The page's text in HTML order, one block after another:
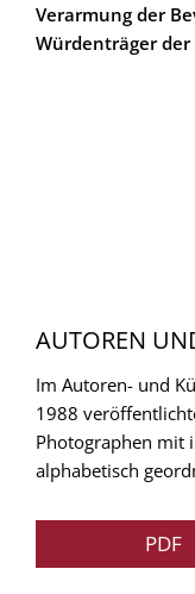
Verarmung der
Würdenträger
AUTOREN
Im Autoren- und
1988
Photographen mit
alphabetisch
PDF